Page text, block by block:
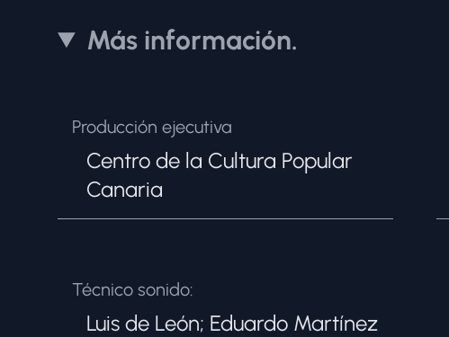
Más información.
Producción ejecutiva
Centro de la Cultura Popular
Canaria
Técnico sonido:
Luis de León; Eduardo Martínez